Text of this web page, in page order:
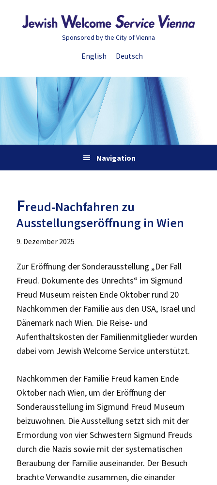
Hauptnavigation
Hauptsidebar
Fußzeile
Sponsored by the City of Vienna
English Deutsch
Navigation
Freud-Nachfahren zu
Ausstellungseröffnung in Wien
9. Dezember 2025
Zur Eröffnung der Sonderausstellung „Der Fall
Freud. Dokumente des Unrechts“ im Sigmund
Freud Museum reisten Ende Oktober rund 20
Nachkommen der Familie aus den USA, Israel und
Dänemark nach Wien. Die Reise- und
Aufenthaltskosten der Familienmitglieder wurden
dabei vom Jewish Welcome Service unterstützt.
Nachkommen der Familie Freud kamen Ende
Oktober nach Wien, um der Eröffnung der
Sonderausstellung im Sigmund Freud Museum
beizuwohnen. Die Ausstellung setzt sich mit der
Ermordung von vier Schwestern Sigmund Freuds
durch die Nazis sowie mit der systematischen
Beraubung der Familie auseinander. Der Besuch
brachte Verwandte zusammen, die einander